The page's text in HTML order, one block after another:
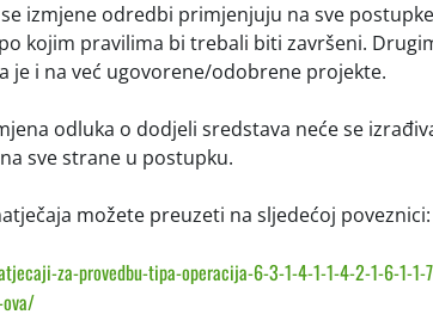
izmjene odredbi primjenjuju na sve
kojim pravilima bi trebali biti završeni.
je i na već ugovorene/odobrene projekte.
odluka o dodjeli sredstava neće se
sve strane u postupku.
možete preuzeti na sljedećoj poveznici:
za-provedbu-tipa-operacija-6-3-1-4-1-1-4-2-1-6-1-